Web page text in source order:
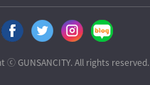
ⓒ GUNSANCITY. All rights reserved.